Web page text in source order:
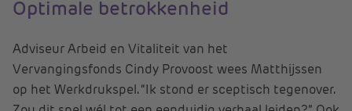
Optimale betrokkenheid
Adviseur Arbeid en Vitaliteit van het
Vervangingsfonds Cindy Provoost wees Matthijssen
op het Werkdrukspel. “Ik stond er sceptisch tegenover.